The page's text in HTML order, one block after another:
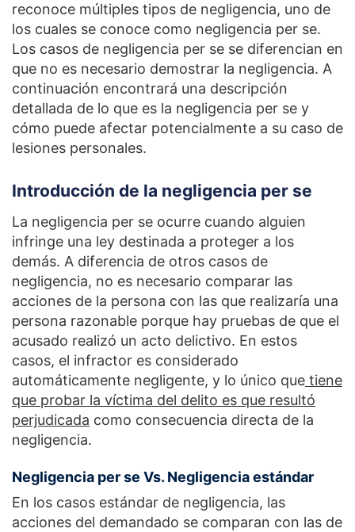
reconoce múltiples tipos de negligencia, uno de
los cuales se conoce como negligencia per se.
Los casos de negligencia per se se diferencian en
que no es necesario demostrar la negligencia. A
continuación encontrará una descripción
detallada de lo que es la negligencia per se y
cómo puede afectar potencialmente a su caso de
lesiones personales.
Introducción de la negligencia per se
La negligencia per se ocurre cuando alguien
infringe una ley destinada a proteger a los
demás. A diferencia de otros casos de
negligencia, no es necesario comparar las
acciones de la persona con las que realizaría una
persona razonable porque hay pruebas de que el
acusado realizó un acto delictivo. En estos
casos, el infractor es considerado
automáticamente negligente, y lo único que tiene
que probar la víctima del delito es que resultó
perjudicada como consecuencia directa de la
negligencia.
Negligencia per se Vs. Negligencia estándar
En los casos estándar de negligencia, las
acciones del demandado se comparan con las de